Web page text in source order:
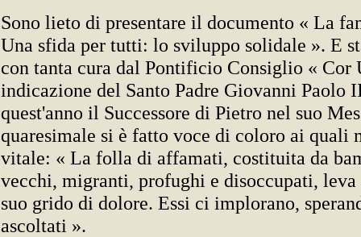
Sono lieto di presentare il documento « La
Una sfida per tutti: lo sviluppo solidale ». E
con tanta cura dal Pontificio Consiglio « Cor
indicazione del Santo Padre Giovanni Paolo
quest'anno il Successore di Pietro nel suo
quaresimale si è fatto voce di coloro ai quali
vitale: « La folla di affamati, costituita da
vecchi, migranti, profughi e disoccupati,
suo grido di dolore. Essi ci implorano,
ascoltati ».